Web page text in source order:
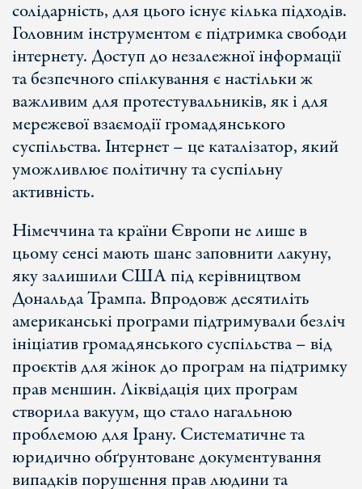
солідарність, для цього існує кілька підходів.
Головним інструментом є підтримка свободи
інтернету. Доступ до незалежної інформації
та безпечного спілкування є настільки ж
важливим для протестувальників, як і для
мережевої взаємодії громадянського
суспільства. Інтернет – це каталізатор, який
уможливлює політичну та суспільну
активність.
Німеччина та країни Європи не лише в
цьому сенсі мають шанс заповнити лакуну,
яку залишили США під керівництвом
Дональда Трампа. Впродовж десятиліть
американські програми підтримували безліч
ініціатив громадянського суспільства – від
проєктів для жінок до програм на підтримку
прав меншин. Ліквідація цих програм
створила вакуум, що стало нагальною
проблемою для Ірану. Систематичне та
юридично обґрунтоване документування
випадків порушення прав людини та